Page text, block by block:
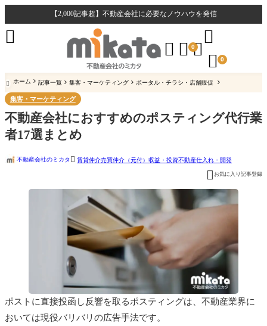
【2,000記事超】不動産会社に必要なノウハウを発信
  0

 0

 ホーム 記事一覧 集客・マーケティング ポータル・チラシ・店舗販促
集客・マーケティング
不動産会社におすすめのポスティング代行業
者17選まとめ
不動産会社のミカタ 賃貸仲介売買仲介（元付） 収益・投資不動産仕入れ・開発
 お気に入り記事登録
ポストに直接投函し反響を取るポスティングは、 不動産業界に
おいては現役バリバリの広告手法です。